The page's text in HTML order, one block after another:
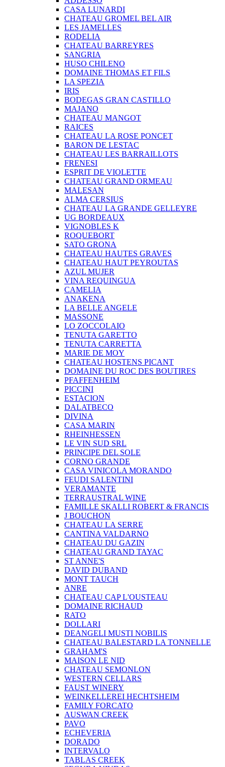
CASA LUNARDI
CHATEAU GROMEL BEL AIR
LES JAMELLES
RODELIA
CHATEAU BARREYRES
SANGRIA
HUSO CHILENO
DOMAINE THOMAS ET FILS
LA SPEZIA
IRIS
BODEGAS GRAN CASTILLO
MAJANO
CHATEAU MANGOT
RAICES
CHATEAU LA ROSE PONCET
BARON DE LESTAC
CHATEAU LES BARRAILLOTS
FRENESI
ESPRIT DE VIOLETTE
CHATEAU GRAND ORMEAU
MALESAN
ALMA CERSIUS
CHATEAU LA GRANDE GELLEYRE
UG BORDEAUX
VIGNOBLES K
ROQUEBORT
SATO GRONA
CHATEAU HAUTES GRAVES
CHATEAU HAUT PEYROUTAS
AZUL MUJER
VINA REQUINGUA
CAMELIA
ANAKENA
LA BELLE ANGELE
MASSONE
LO ZOCCOLAIO
TENUTA GARETTO
TENUTA CARRETTA
MARIE DE MOY
CHATEAU HOSTENS PICANT
DOMAINE DU ROC DES BOUTIRES
PFAFFENHEIM
PICCINI
ESTACION
DALATBECO
DIVINA
CASA MARIN
RHEINHESSEN
LE VIN SUD SRL
PRINCIPE DEL SOLE
CORNO GRANDE
CASA VINICOLA MORANDO
FEUDI SALENTINI
VERAMANTE
TERRAUSTRAL WINE
FAMILLE SKALLI ROBERT & FRANCIS
J BOUCHON
CHATEAU LA SERRE
CANTINA VALDARNO
CHATEAU DU GAZIN
CHATEAU GRAND TAYAC
ST ANNE'S
DAVID DUBAND
MONT TAUCH
ANRE
CHATEAU CAP L'OUSTEAU
DOMAINE RICHAUD
RATO
DOLLARI
DEANGELI MUSTI NOBILIS
CHATEAU BALESTARD LA TONNELLE
GRAHAM'S
MAISON LE NID
CHATEAU SEMONLON
WESTERN CELLARS
FAUST WINERY
WEINKELLEREI HECHTSHEIM
FAMILY FORCATO
AUSWAN CREEK
PAVO
ECHEVERIA
DORADO
INTERVALO
TABLAS CREEK